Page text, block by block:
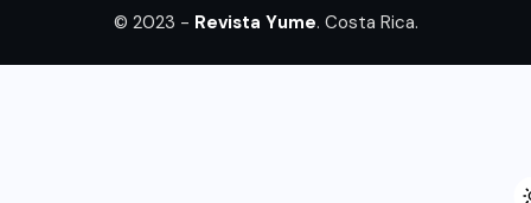
© 2023 - Revista Yume. Costa Rica.